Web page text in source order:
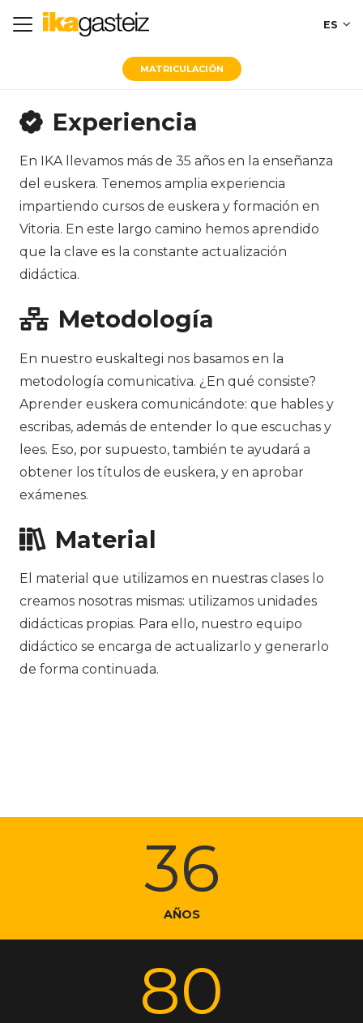
ES
MATRICULACIÓN
Experiencia
En IKA llevamos más de 35 años en la enseñanza
del euskera. Tenemos amplia experiencia
impartiendo cursos de euskera y formación en
Vitoria. En este largo camino hemos aprendido
que la clave es la constante actualización
didáctica.
Metodología
En nuestro euskaltegi nos basamos en la
metodología comunicativa. ¿En qué consiste?
Aprender euskera comunicándote: que hables y
escribas, además de entender lo que escuchas y
lees. Eso, por supuesto, también te ayudará a
obtener los títulos de euskera, y en aprobar
exámenes.
Material
El material que utilizamos en nuestras clases lo
creamos nosotras mismas: utilizamos unidades
didácticas propias. Para ello, nuestro equipo
didáctico se encarga de actualizarlo y generarlo
de forma continuada.
CENTROS ESCOLARES
36
AÑOS
80